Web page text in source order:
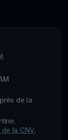
de la
la CNV.